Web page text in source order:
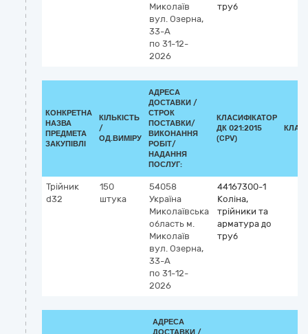
Миколаїв
вул. Озерна,
33-А
по 31-12-
2026
труб
КОНКРЕТНА
НАЗВА
ПРЕДМЕТА
ЗАКУПІВЛІ
КІЛЬКІСТЬ
/
ОД.ВИМІРУ
АДРЕСА
ДОСТАВКИ /
СТРОК
ПОСТАВКИ/
ВИКОНАННЯ
РОБІТ/
НАДАННЯ
ПОСЛУГ:
КЛАСИФІКАТОР
ДК 021:2015
(CPV)
Трійник
d32
150
штука
54058
Україна
Миколаївська
область м.
Миколаїв
вул. Озерна,
33-А
по 31-12-
2026
44167300-1
Коліна,
трійники та
арматура до
труб
АДРЕСА